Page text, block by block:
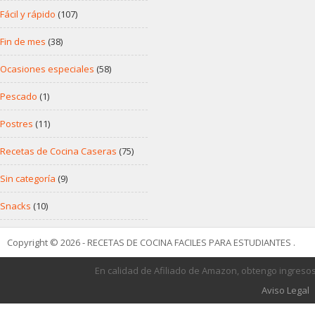
Fácil y rápido (107)
Fin de mes (38)
Ocasiones especiales (58)
Pescado (1)
Postres (11)
Recetas de Cocina Caseras (75)
Sin categoría (9)
Snacks (10)
Copyright © 2026 - RECETAS DE COCINA FACILES PARA ESTUDIANTES .
En calidad de Afiliado de Amazon, obtengo
Aviso Legal